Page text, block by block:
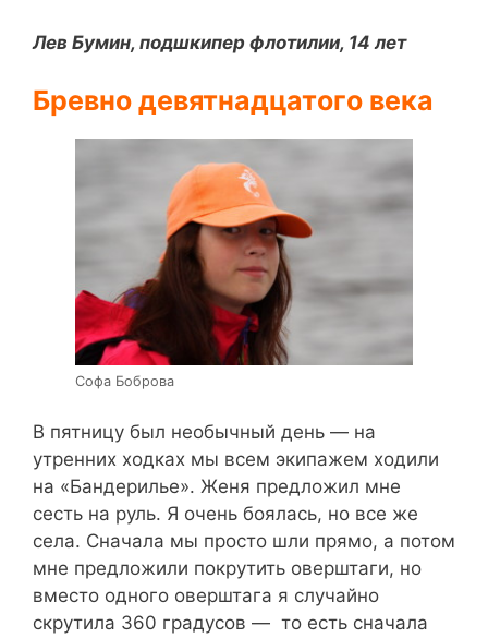
Лев Бумин, подшкипер флотилии, 14 лет
Бревно девятнадцатого века
Софа Боброва
В пятницу был необычный день — на
утренних ходках мы всем экипажем ходили
на «Бандерилье». Женя предложил мне
сесть на руль. Я очень боялась, но все же
села. Сначала мы просто шли прямо, а потом
мне предложили покрутить оверштаги, но
вместо одного оверштага я случайно
скрутила 360 градусов — то есть сначала